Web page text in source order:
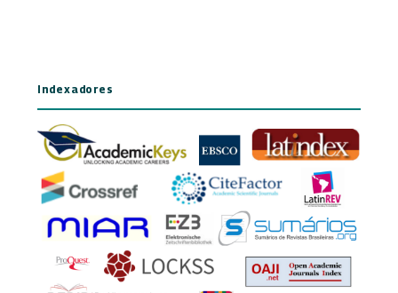
Indexadores